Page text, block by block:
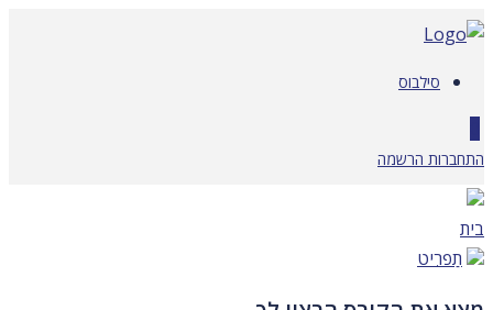
דלג
לתוכן
סילבוס
התחברות הרשמה
בית
תַפרִיט